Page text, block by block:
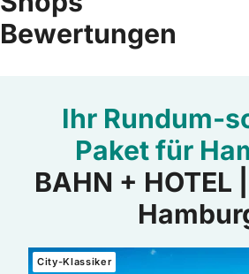
Bewertungen
Ihr Rundum-
Paket für
BAHN + HOTEL
City-Klassiker
Mehr erfahren: BAHN + HOTEL |